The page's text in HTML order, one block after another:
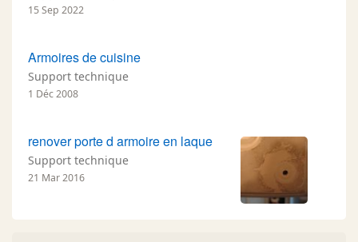
15 Sep 2022
Armoires de cuisine
Support technique
1 Déc 2008
renover porte d armoire en laque
Support technique
21 Mar 2016